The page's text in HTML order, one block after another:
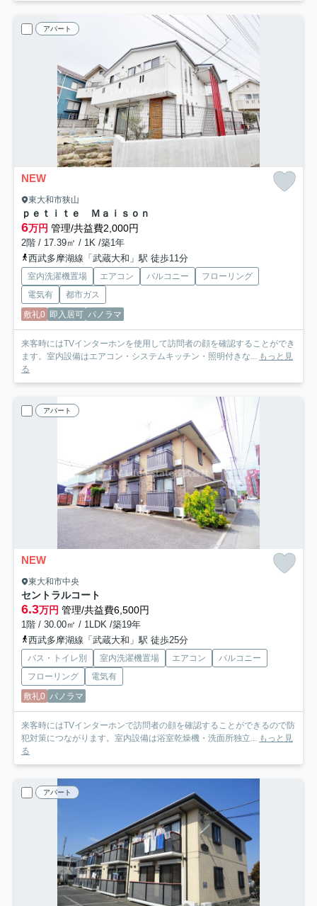
アパート
NEW
東大和市狭山
ｐｅｔｉｔｅ Ｍａｉｓｏｎ
6万円 管理/共益費2,000円
2階 / 17.39㎡ / 1K /築1年
西武多摩湖線「武蔵大和」駅 徒歩11分
室内洗濯機置場 エアコン バルコニー
フローリング
電気有
都市ガス
敷礼0 即入居可 パノラマ
来客時にはTVインターホンを使用して訪問者の顔を確認することができ
ます。室内設備はエアコン・システムキッチン・照明付きな... もっと見
る
アパート
NEW
東大和市中央
セントラルコート
6.3万円 管理/共益費6,500円
1階 / 30.00㎡ / 1LDK /築19年
西武多摩湖線「武蔵大和」駅 徒歩25分
バス・トイレ別 室内洗濯機置場 エアコン
バルコニー
フローリング
電気有
敷礼0 パノラマ
来客時にはTVインターホンで訪問者の顔を確認することができるので防
犯対策につながります。室内設備は浴室乾燥機・洗面所独立... もっと見
る
アパート